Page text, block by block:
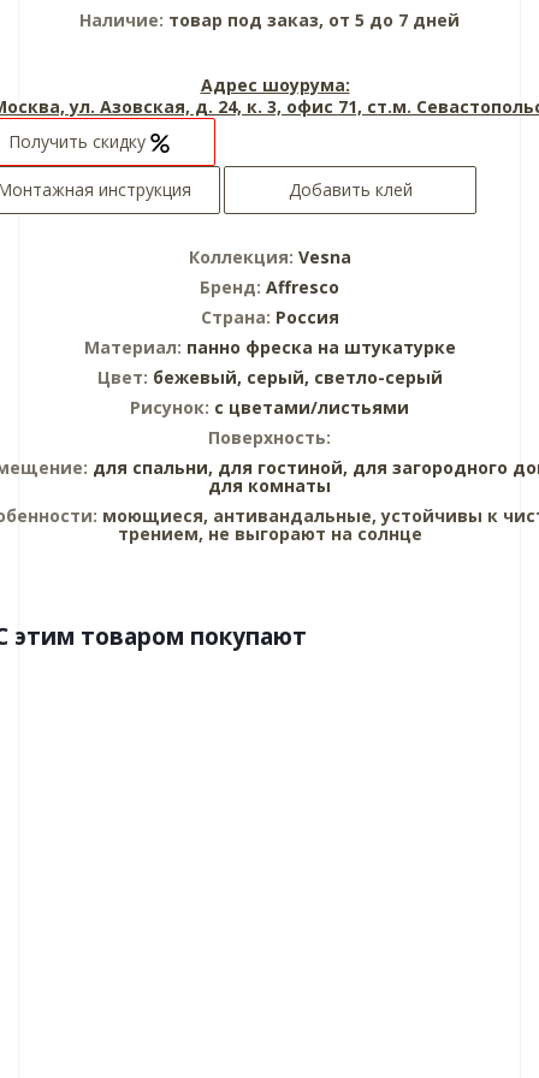
Наличие: товар под заказ, от 5 до 7 дней
Адрес шоурума:
ул. Азовская, д. 24, к. 3, офис 71, ст.м.
Получить скидку
инструкция Добавить клей
Коллекция: Vesna
Бренд: Affresco
Страна: Россия
Материал: панно фреска на штукатурке
Цвет: бежевый, серый, светло-серый
Рисунок: с цветами/листьями
Поверхность:
для спальни, для гостиной, для загородного
для комнаты
моющиеся, антивандальные, устойчивы к
трением, не выгорают на солнце
этим товаром покупают